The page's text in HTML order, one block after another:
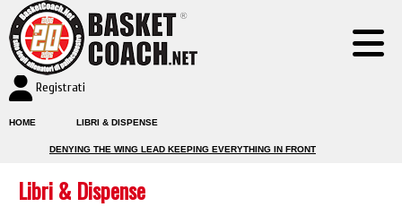
Registrati
HOME LIBRI & DISPENSE
DENYING THE WING LEAD KEEPING EVERYTHING IN FRONT
Libri & Dispense